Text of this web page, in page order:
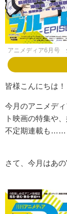
アニメディア6月号
皆様こんにちは
今月のアニメデ
ト映画の特集や
不定期連載も……
さて、今月はあ